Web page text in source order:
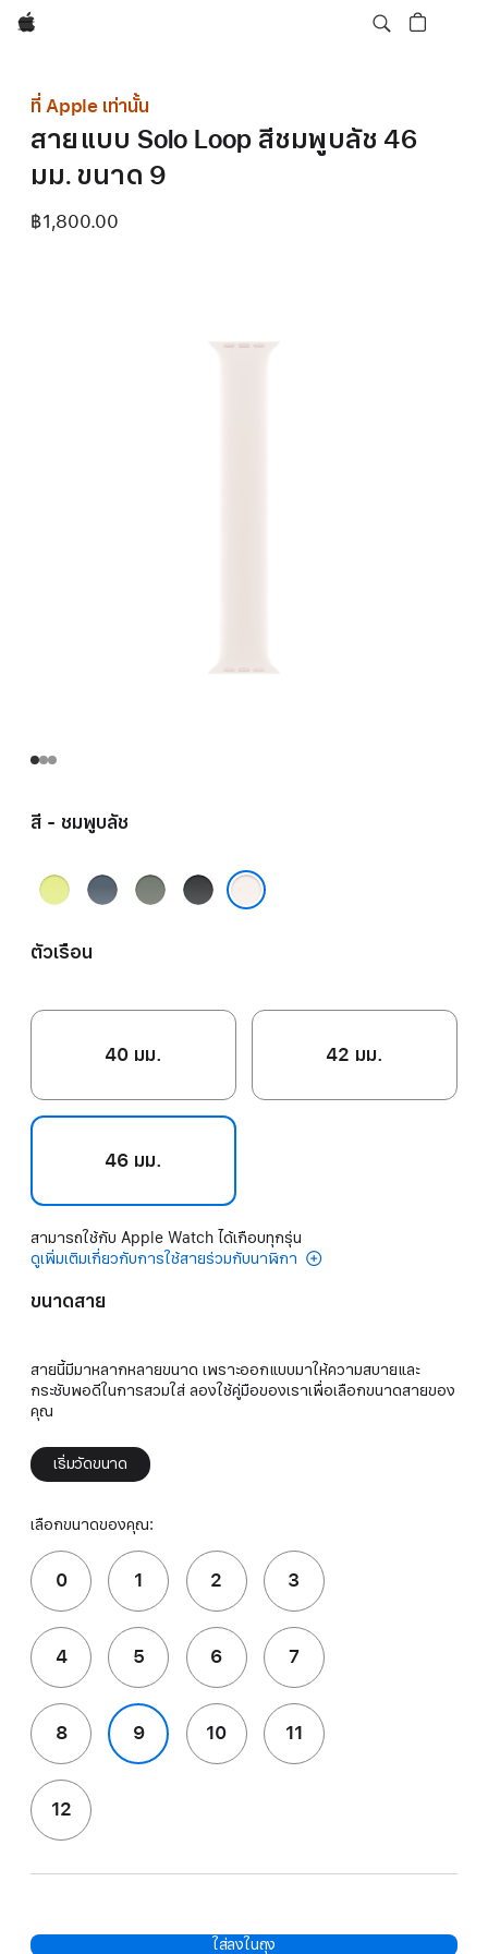
Apple
ที่ Apple เท่านั้น
สายแบบ Solo Loop สีชมพูบลัช 46
มม. ขนาด 9
฿1,800.00
สี - ชมพูบลัช
เหลือง
นีออน
น้ำ
เงิน
อร์บลู
เทา
เขียว
ดำ
ตัวเรือน
40 มม. 42 มม.
46 มม.
สามารถใช้กับ Apple Watch ได้เกือบทุกรุ่น
ดูเพิ่มเติมเกี่ยวกับการใช้สายร่วมกับนาฬิกา
ขนาดสาย
สายนี้มีมาหลากหลายขนาด เพราะออกแบบมาให้ความสบายและ
กระชับพอดีในการสวมใส่ ลองใช้คู่มือของเราเพื่อเลือกขนาดสายของ
คุณ
เริ่มวัดขนาด
เลือกขนาดของคุณ:
0 1 2 3
4 5 6 7
8 9 10 11
12
ใส่ลงในถุง